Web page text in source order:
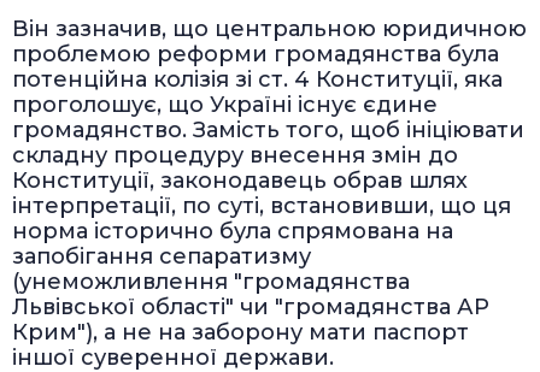
Він зазначив, що центральною юридичною
проблемою реформи громадянства була
потенційна колізія зі ст. 4 Конституції, яка
проголошує, що Україні існує єдине
громадянство. Замість того, щоб ініціювати
складну процедуру внесення змін до
Конституції, законодавець обрав шлях
інтерпретації, по суті, встановивши, що ця
норма історично була спрямована на
запобігання сепаратизму
(унеможливлення "громадянства
Львівської області" чи "громадянства АР
Крим"), а не на заборону мати паспорт
іншої суверенної держави.